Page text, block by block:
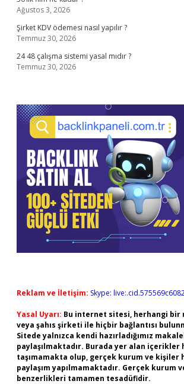
Ağustos 3, 2026
Şirket KDV ödemesi nasıl yapılır ?
Temmuz 30, 2026
24 48 çalışma sistemi yasal mıdır ?
Temmuz 30, 2026
Reklam ve İletişim: Skype:
Yasal Uyarı: Bu internet sitesi, herhangi bir
veya şahıs şirketi ile hiçbir bağlantısı
Sitede yalnızca kendi hazırladığımız
paylaşılmaktadır. Burada yer alan içerikler
taşımamakta olup, gerçek kurum ve kişiler
paylaşım yapılmamaktadır. Gerçek kurum
benzerlikleri tamamen tesadüfidir.